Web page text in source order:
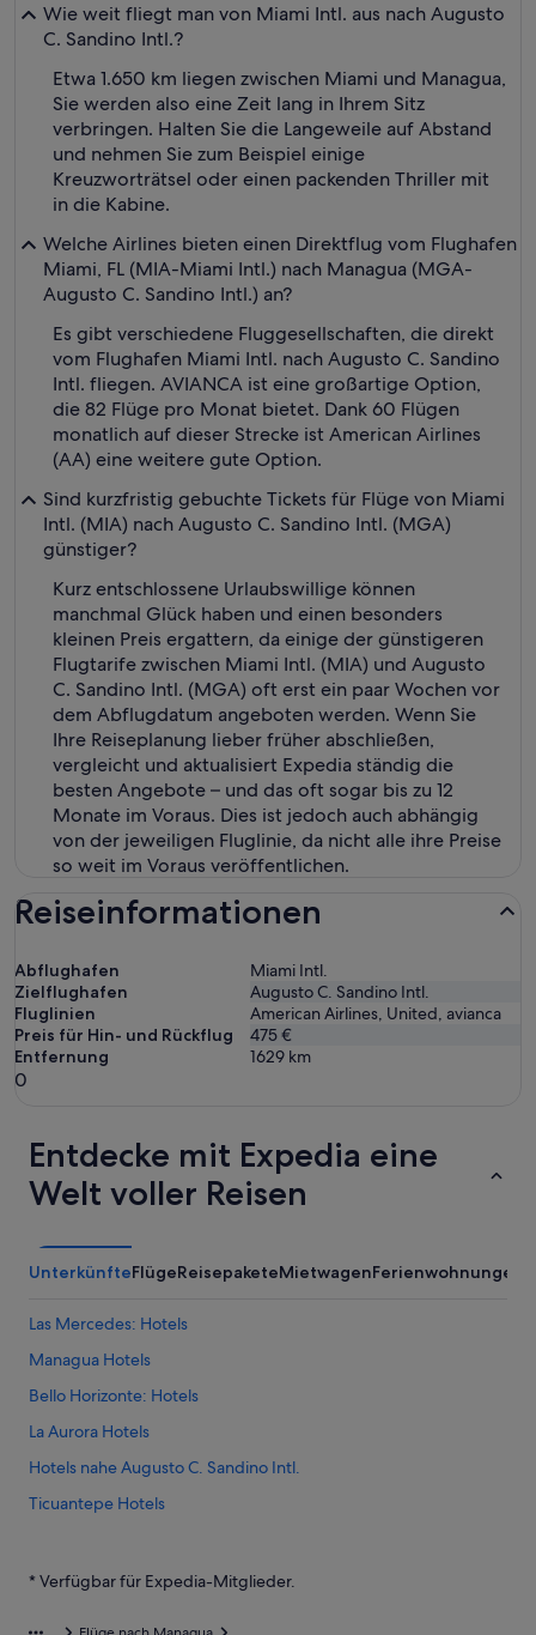
Wie weit fliegt man von Miami Intl. aus nach Augusto
C. Sandino Intl.?
Etwa 1.650 km liegen zwischen Miami und Managua,
Sie werden also eine Zeit lang in Ihrem Sitz
verbringen. Halten Sie die Langeweile auf Abstand
und nehmen Sie zum Beispiel einige
Kreuzworträtsel oder einen packenden Thriller mit
in die Kabine.
Welche Airlines bieten einen Direktflug vom Flughafen
Miami, FL (MIA-Miami Intl.) nach Managua (MGA-
Augusto C. Sandino Intl.) an?
Es gibt verschiedene Fluggesellschaften, die direkt
vom Flughafen Miami Intl. nach Augusto C. Sandino
Intl. fliegen. AVIANCA ist eine großartige Option,
die 82 Flüge pro Monat bietet. Dank 60 Flügen
monatlich auf dieser Strecke ist American Airlines
(AA) eine weitere gute Option.
Sind kurzfristig gebuchte Tickets für Flüge von Miami
Intl. (MIA) nach Augusto C. Sandino Intl. (MGA)
günstiger?
Kurz entschlossene Urlaubswillige können
manchmal Glück haben und einen besonders
kleinen Preis ergattern, da einige der günstigeren
Flugtarife zwischen Miami Intl. (MIA) und Augusto
C. Sandino Intl. (MGA) oft erst ein paar Wochen vor
dem Abflugdatum angeboten werden. Wenn Sie
Ihre Reiseplanung lieber früher abschließen,
vergleicht und aktualisiert Expedia ständig die
besten Angebote – und das oft sogar bis zu 12
Monate im Voraus. Dies ist jedoch auch abhängig
von der jeweiligen Fluglinie, da nicht alle ihre Preise
so weit im Voraus veröffentlichen.
Reiseinformationen
Abflughafen
Miami Intl.
Zielflughafen
Augusto C. Sandino Intl.
Fluglinien
American Airlines, United, avianca
Preis für Hin- und Rückflug
475 €
Entfernung
1629 km
0
Entdecke mit Expedia eine
Welt voller Reisen
UnterkünfteFlügeReisepaketeMietwagenFerienwohnungen
Las Mercedes: Hotels
Managua Hotels
Bello Horizonte: Hotels
La Aurora Hotels
Hotels nahe Augusto C. Sandino Intl.
Ticuantepe Hotels
Managua: Hotels
* Verfügbar für Expedia-Mitglieder.